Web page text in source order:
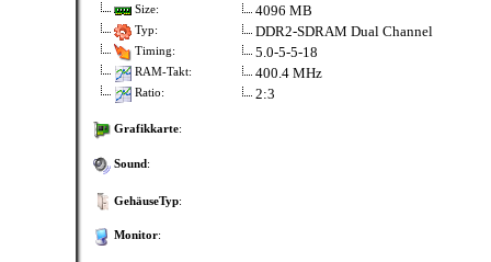
Size: 4096 MB
Typ: DDR2-SDRAM Dual Channel
Timing: 5.0-5-5-18
RAM-Takt: 400.4 MHz
Ratio: 2:3
Grafikkarte:
Sound:
GehäuseTyp:
Monitor: